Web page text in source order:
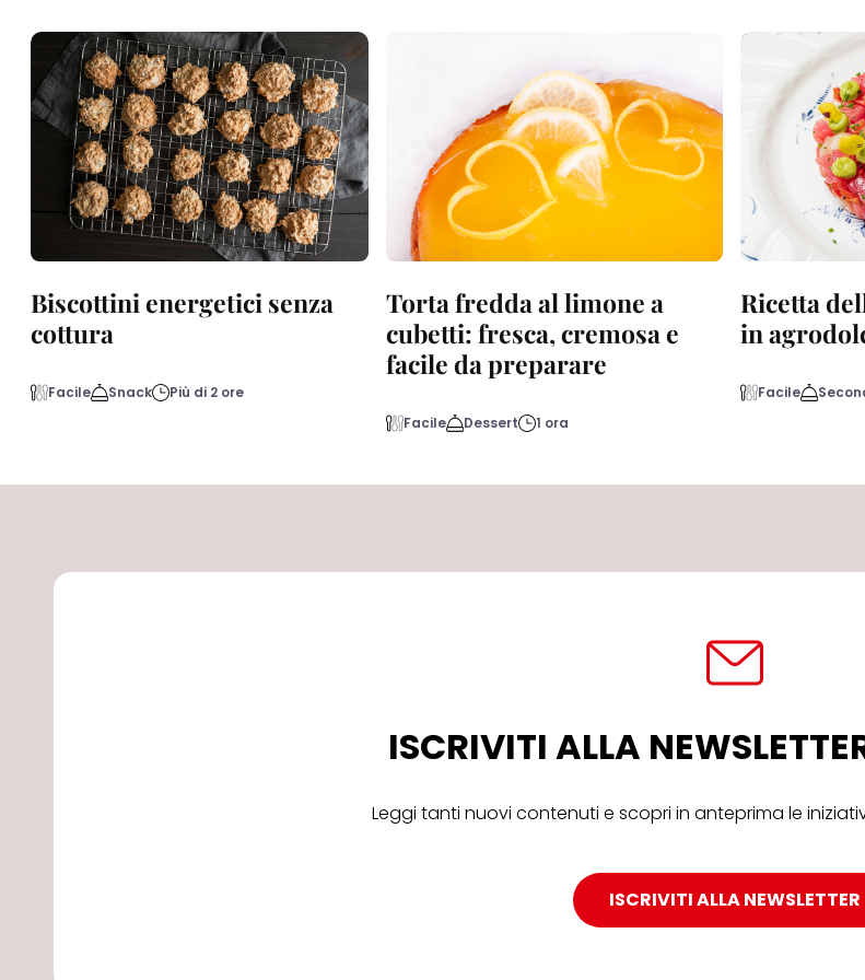
Biscottini energetici senza
cottura
Facile Snack Più di 2 ore
Torta fredda al limone a
cubetti: fresca, cremosa e
facile da preparare
Facile Dessert 1 ora
Ricetta
in
Facile
ISCRIVITI ALLA
Leggi tanti nuovi contenuti e scopri in anteprima le
ISCRIVITI ALLA NEWSLETTER